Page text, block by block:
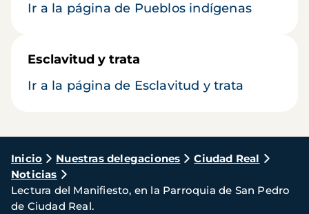
Ir a la página de Pueblos indígenas
Esclavitud y trata
Ir a la página de Esclavitud y trata
Ruta
de
navegación
Inicio Nuestras delegaciones
Ciudad Real
Noticias
Lectura del Manifiesto, en la Parroquia de San Pedro
de Ciudad Real.